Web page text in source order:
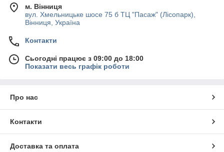
м. Вінниця
вул. Хмельницьке шосе 75 б ТЦ "Пасаж" (Лісопарк),
Вінниця, Україна
Контакти
Сьогодні працює з 09:00 до 18:00
Показати весь графік роботи
Про нас
Контакти
Доставка та оплата